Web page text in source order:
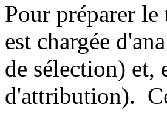
Pour préparer
est chargée
de sélection) et,
d'attribution).